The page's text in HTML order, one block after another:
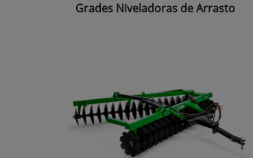
Grades Niveladoras de Arrasto